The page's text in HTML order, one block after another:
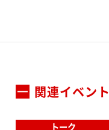
関連イベント
トーク